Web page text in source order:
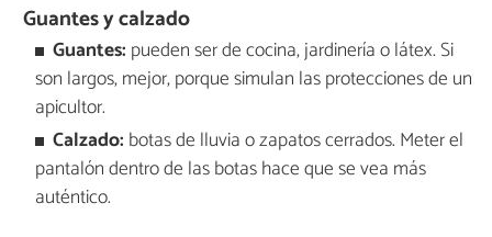
Guantes y calzado
Guantes: pueden ser de cocina, jardinería o látex. Si
son largos, mejor, porque simulan las protecciones de un
apicultor.
Calzado: botas de lluvia o zapatos cerrados. Meter el
pantalón dentro de las botas hace que se vea más
auténtico.